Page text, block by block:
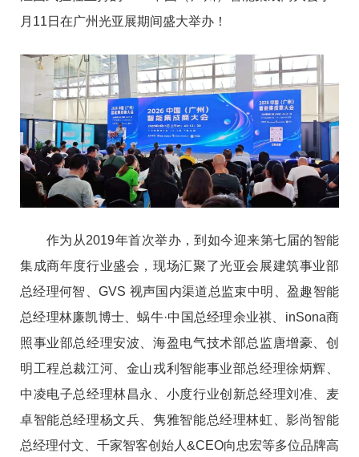
月11日在广州光亚展期间盛大举办！
作为从2019年首次举办，到如今迎来第七届的智能
集成商年度行业盛会，现场汇聚了光亚会展建筑事业部
总经理何智、GVS 视声国内渠道总监束中明、盈趣智能
总经理林廉凯博士、蜗牛·中国总经理余业祺、inSona商
照事业部总经理安波、海盈电气技术部总监唐增豪、创
明工程总裁江河、金山戎利智能事业部总经理徐炳辉、
中凌电子总经理林昌永、小度行业创新总经理刘准、麦
卓智能总经理杨文兵、隽雅智能总经理林虹、影尚智能
总经理付文、千家智客创始人&CEO向忠宏等多位品牌高